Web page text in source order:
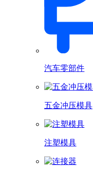
汽车零部件
五金冲压模具
注塑模具